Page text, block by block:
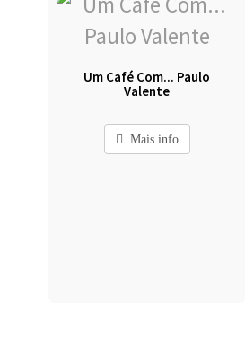
Um Café Com... Paulo
Valente
Mais info